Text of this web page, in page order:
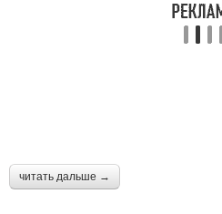
читать дальше →